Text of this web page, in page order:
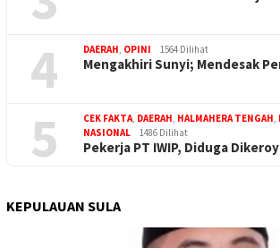
4 DAERAH, OPINI 1564 Dilihat
Mengakhiri Sunyi; Mendesak
5 CEK FAKTA, DAERAH, HALMAHERA TENGAH,
NASIONAL
1486 Dilihat
Pekerja PT IWIP, Diduga
KEPULAUAN SULA